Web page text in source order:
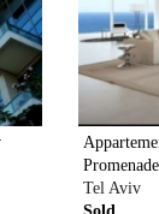
Tel Aviv